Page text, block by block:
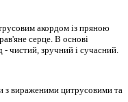
акордом із пряною
серце. В основі
- чистий, зручний і сучасний.
з вираженими цитрусовими та